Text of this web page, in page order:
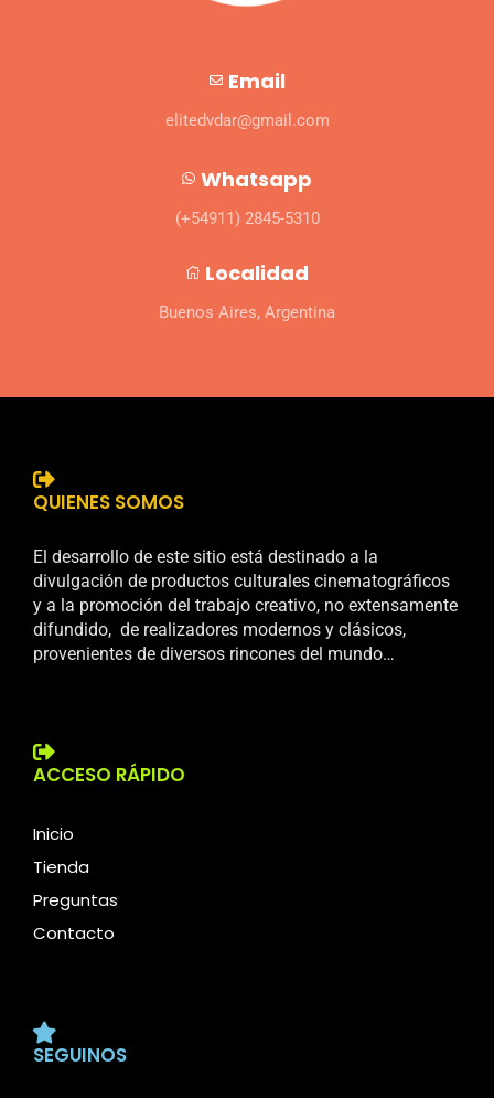
Email
elitedvdar@gmail.com
Whatsapp
(+54911) 2845-5310
Localidad
Buenos Aires, Argentina
QUIENES SOMOS
El desarrollo de este sitio está destinado a la
divulgación de productos culturales cinematográficos
y a la promoción del trabajo creativo, no extensamente
difundido, de realizadores modernos y clásicos,
provenientes de diversos rincones del mundo…
ACCESO RÁPIDO
Inicio
Tienda
Preguntas
Contacto
SEGUINOS